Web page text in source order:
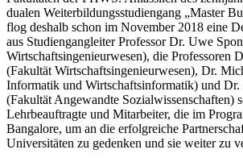
dualen Weiterbildungsstudiengang „Master
flog deshalb schon im November 2018 eine
aus Studiengangleiter Professor Dr. Uwe
Wirtschaftsingenieurwesen), die Professoren
(Fakultät Wirtschaftsingenieurwesen), Dr.
Informatik und Wirtschaftsinformatik) und Dr.
(Fakultät Angewandte Sozialwissenschaften)
Lehrbeauftragte und Mitarbeiter, die im
Bangalore, um an die erfolgreiche
Universitäten zu gedenken und sie weiter zu